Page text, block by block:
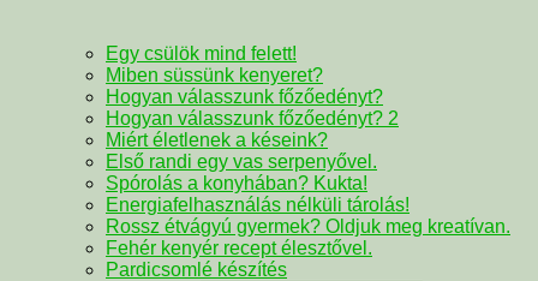
Egy csülök mind felett!
Miben süssünk kenyeret?
Hogyan válasszunk főzőedényt?
Hogyan válasszunk főzőedényt? 2
Miért életlenek a késeink?
Első randi egy vas serpenyővel.
Spórolás a konyhában? Kukta!
Energiafelhasználás nélküli tárolás!
Rossz étvágyú gyermek? Oldjuk meg kreatívan.
Fehér kenyér recept élesztővel.
Pardicsomlé készítés